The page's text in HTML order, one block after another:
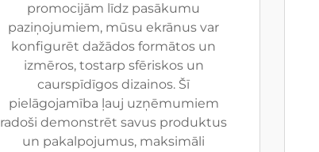
promocijām līdz pasākumu
paziņojumiem, mūsu ekrānus var
konfigurēt dažādos formātos un
izmēros, tostarp sfēriskos un
caurspīdīgos dizainos. Šī
pielāgojamība ļauj uzņēmumiem
radoši demonstrēt savus produktus
un pakalpojumus, maksimāli